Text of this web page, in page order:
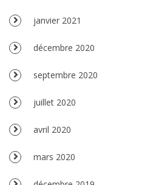
janvier 2021
décembre 2020
septembre 2020
juillet 2020
avril 2020
mars 2020